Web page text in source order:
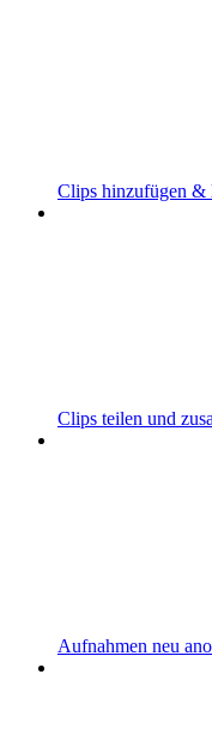
Clips hinzufügen &
Clips teilen und
Aufnahmen neu